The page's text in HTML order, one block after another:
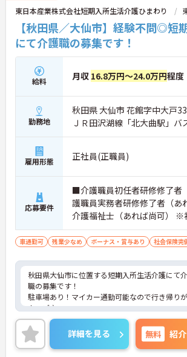
東日本産業株式会社短期入所生活介護ひまわり
【秋田県／大仙市】経験不問◎短
にて介護職の募集です！
給料 月収 16.8万円～24.0万円程度
勤務地
秋田県 大仙市 花館字中大戸
ＪＲ田沢湖線「北大曲駅」バ
雇用形態 正社員(正職員)
応募要件
■介護職員初任者研修修了者
護職員実務者研修修了者（
介護福祉士（あれば尚可） ※
たはヘルパー2級必須 ■経験
車通勤可 残業少なめ ボーナス・賞与あり 社会保険完
秋田県大仙市に位置する短期入所生活介護にて
職の募集です！
駐車場あり！マイカー通勤可能なので行き帰り
ムーズ♪
育児休業取得実績あり！ライフステージに応じ
くお仕事を続けていくことができます◎
ご興味のある方は、マイナビ介護職までお問い
せください。
詳細を見る 無料 紹